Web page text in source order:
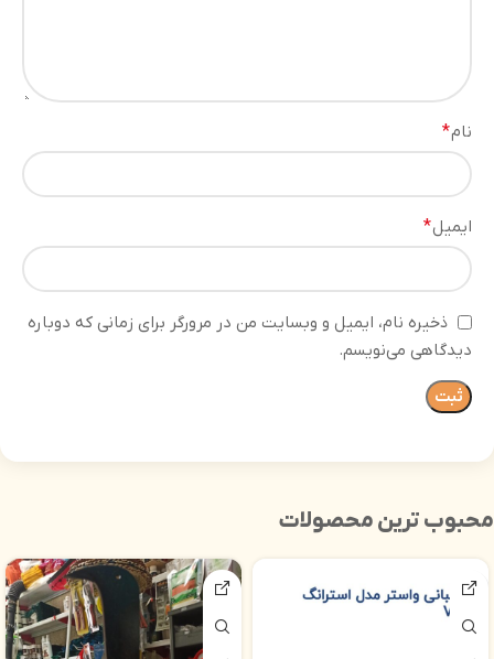
نام*
ایمیل*
ذخیره نام، ایمیل و وبسایت من در مرورگر برای زمانی که دوباره
دیدگاهی می‌نویسم.
محبوب ترین محصولات